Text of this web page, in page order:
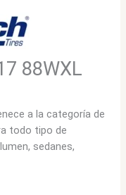
88WXL
a la categoría de
todo tipo de
sedanes,